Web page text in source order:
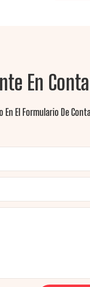
En
El Formulario De